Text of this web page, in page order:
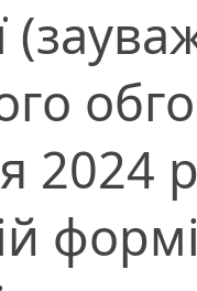
2024